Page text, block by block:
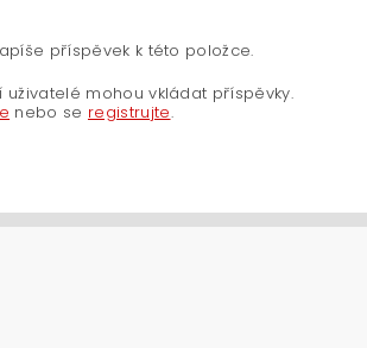
příspěvek k této položce.
uživatelé mohou vkládat příspěvky.
nebo se registrujte.